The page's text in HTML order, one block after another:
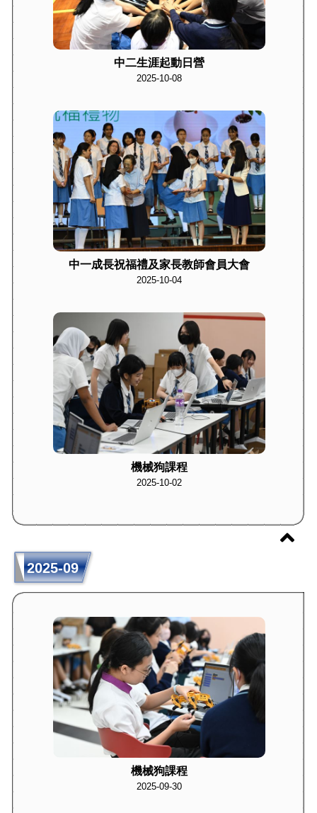
中二生涯起動日營
2025-10-08
中一成長祝福禮及家長教師會員大會
2025-10-04
機械狗課程
2025-10-02
2025-09
機械狗課程
2025-09-30